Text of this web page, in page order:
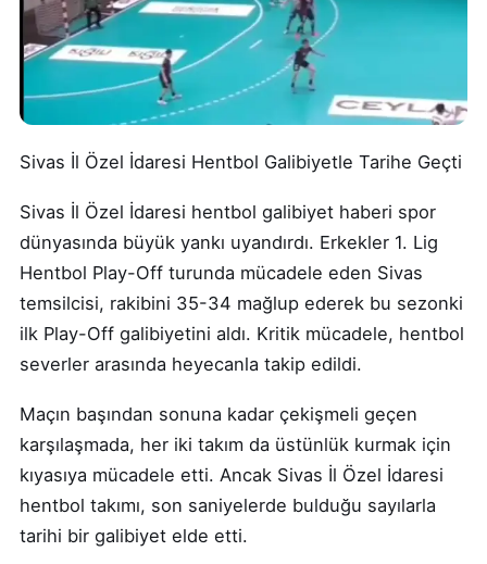
Sivas İl Özel İdaresi Hentbol Galibiyetle Tarihe Geçti
Sivas İl Özel İdaresi hentbol galibiyet haberi spor
dünyasında büyük yankı uyandırdı. Erkekler 1. Lig
Hentbol Play-Off turunda mücadele eden Sivas
temsilcisi, rakibini 35-34 mağlup ederek bu sezonki
ilk Play-Off galibiyetini aldı. Kritik mücadele, hentbol
severler arasında heyecanla takip edildi.
Maçın başından sonuna kadar çekişmeli geçen
karşılaşmada, her iki takım da üstünlük kurmak için
kıyasıya mücadele etti. Ancak Sivas İl Özel İdaresi
hentbol takımı, son saniyelerde bulduğu sayılarla
tarihi bir galibiyet elde etti.